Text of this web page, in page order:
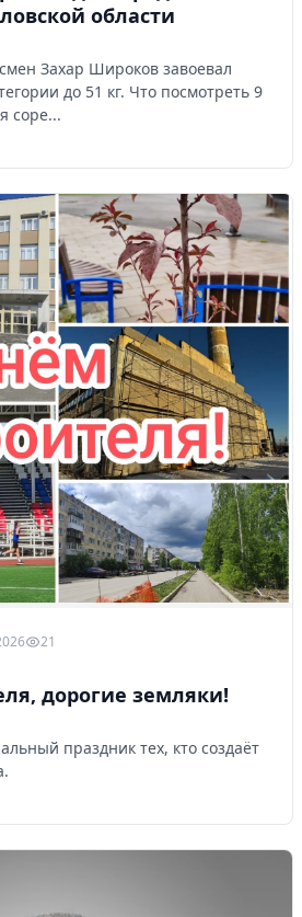
области
Захар Широков завоевал
до 51 кг. Что посмотреть 9
соре...
21
дорогие земляки!
праздник тех, кто создаёт